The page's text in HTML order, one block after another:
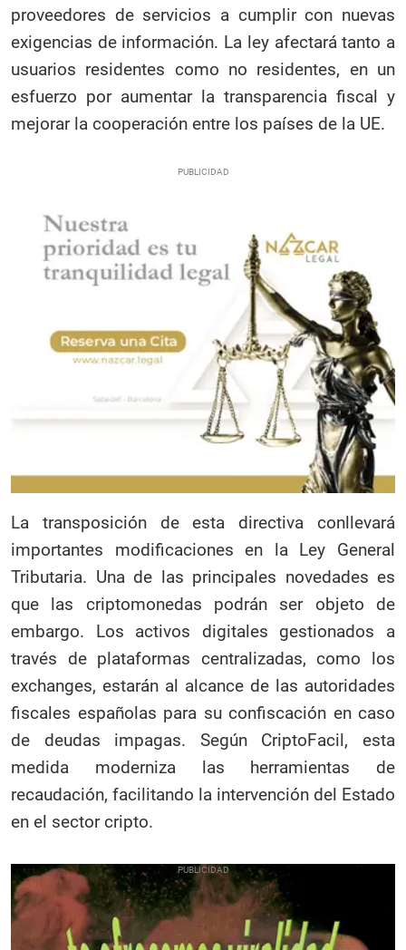
proveedores de servicios a cumplir con nuevas
exigencias de información. La ley afectará tanto a
usuarios residentes como no residentes, en un
esfuerzo por aumentar la transparencia fiscal y
mejorar la cooperación entre los países de la UE.
La transposición de esta directiva conllevará
importantes modificaciones en la Ley General
Tributaria. Una de las principales novedades es
que las criptomonedas podrán ser objeto de
embargo. Los activos digitales gestionados a
través de plataformas centralizadas, como los
exchanges, estarán al alcance de las autoridades
fiscales españolas para su confiscación en caso
de deudas impagas. Según CriptoFacil, esta
medida moderniza las herramientas de
recaudación, facilitando la intervención del Estado
en el sector cripto.